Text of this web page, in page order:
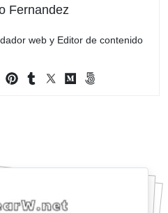
Fernandez
web y Editor de contenido